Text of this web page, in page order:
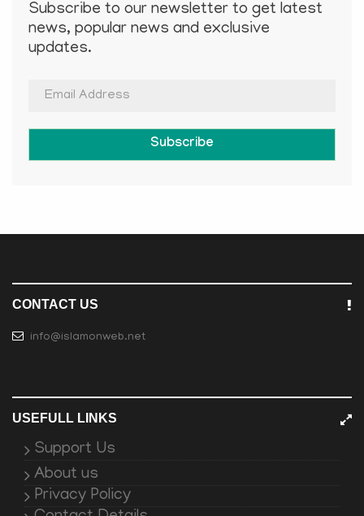
Subscribe to our newsletter to get latest
news, popular news and exclusive
updates.
Subscribe
CONTACT US
info@islamonweb.net
USEFULL LINKS
Support Us
About us
Privacy Policy